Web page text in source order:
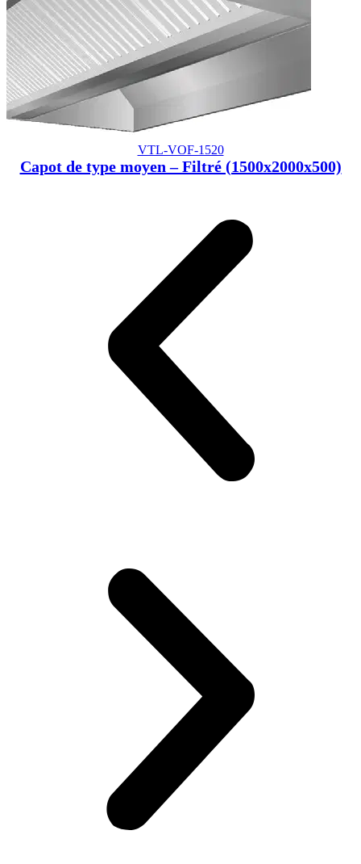
VTL-VOF-1520
Capot de type moyen – Filtré (1500x2000x500)